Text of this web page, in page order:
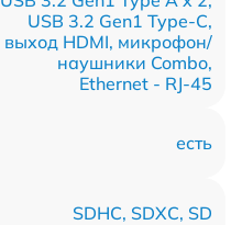
USB 3.2 Gen1 Type-С,
выход HDMI, микрофон/
наушники Combo,
Ethernet - RJ-45
есть
SDHC, SDXC, SD